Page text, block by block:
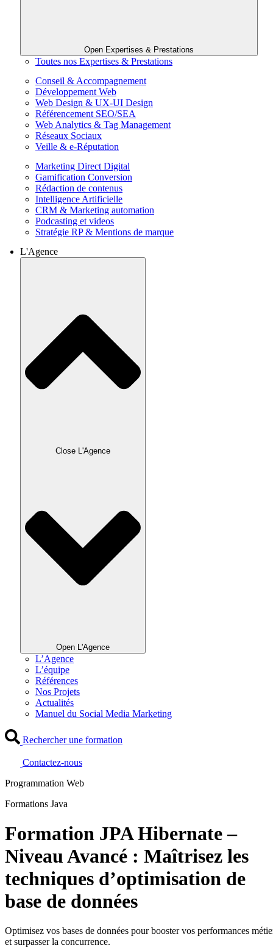
Open Expertises & Prestations
Toutes nos Expertises & Prestations
Conseil & Accompagnement
Développement Web
Web Design & UX-UI Design
Référencement SEO/SEA
Web Analytics & Tag Management
Réseaux Sociaux
Veille & e-Réputation
Marketing Direct Digital
Gamification Conversion
Rédaction de contenus
Intelligence Artificielle
CRM & Marketing automation
Podcasting et videos
Stratégie RP & Mentions de marque
L'Agence
Close L'Agence
Open L'Agence
L’Agence
L’équipe
Références
Nos Projets
Actualités
Manuel du Social Media Marketing
Rechercher une formation
Contactez-nous
Programmation Web
Formations Java
Formation JPA Hibernate –
Niveau Avancé : Maîtrisez les
techniques d’optimisation de
base de données
Optimisez vos bases de données pour booster vos performances
et surpasser la concurrence.